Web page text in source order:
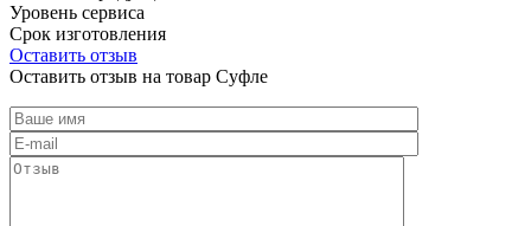
Уровень сервиса
Срок изготовления
Оставить отзыв
Оставить отзыв на товар Суфле